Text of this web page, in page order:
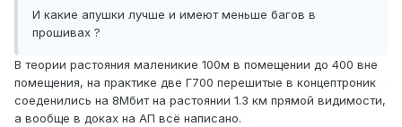
И какие апушки лучше и имеют меньше багов в
прошивах ?
В теории растояния маленикие 100м в помещении до 400 вне
помещения, на практике две Г700 перешитые в концептроник
соеденились на 8Мбит на растоянии 1.3 км прямой видимости,
а вообще в доках на АП всё написано.